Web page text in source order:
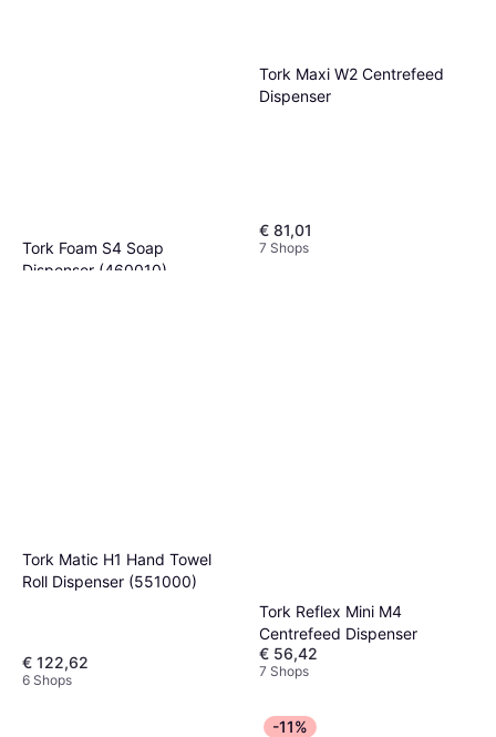
Tork Foam S4 Soap
Dispenser (460010)
Tork Maxi W2 Centrefeed
Dispenser
€ 81,01
7 Shops
Tork Matic H1 Hand Towel
Roll Dispenser (551000)
€ 122,62
6 Shops
Tork Reflex Mini M4
Centrefeed Dispenser
€ 56,42
7 Shops
-11%